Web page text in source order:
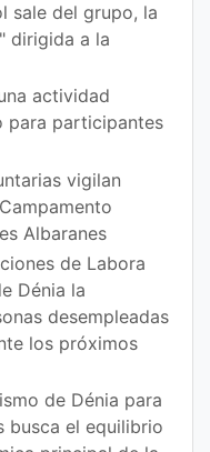
sale del grupo, la
dirigida a la
actividad
para participantes
vigilan
Albaranes
de Labora
Dénia la
desempleadas
los próximos
de Dénia para
busca el equilibrio